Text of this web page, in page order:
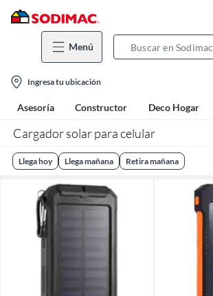
Menú
location-
icon
Ingresa tu ubicación
Asesoría Constructor Deco Hogar
Cargador solar para celular
Llega hoy Llega mañana Retira mañana